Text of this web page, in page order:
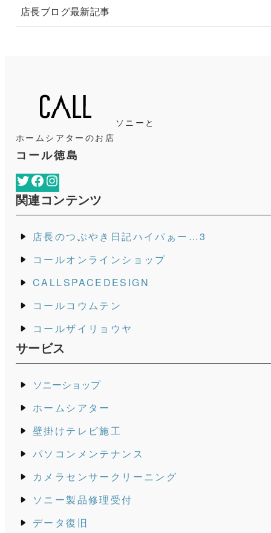
店長ブログ最新記事
ソニーと
ホームシアターのお店
コール徳島
TwitterFacebook
関連コンテンツ
店長のつぶやき日記ハイパぁー…3
コールオンラインショップ
CALLSPACEDESIGN
コールコウムテン
コールザイリョウヤ
サービス
ソニーショップ
ホームシアター
壁掛けテレビ施工
パソコンメンテナンス
カメラセンサークリーニング
ソニー製品修理受付
データ復旧